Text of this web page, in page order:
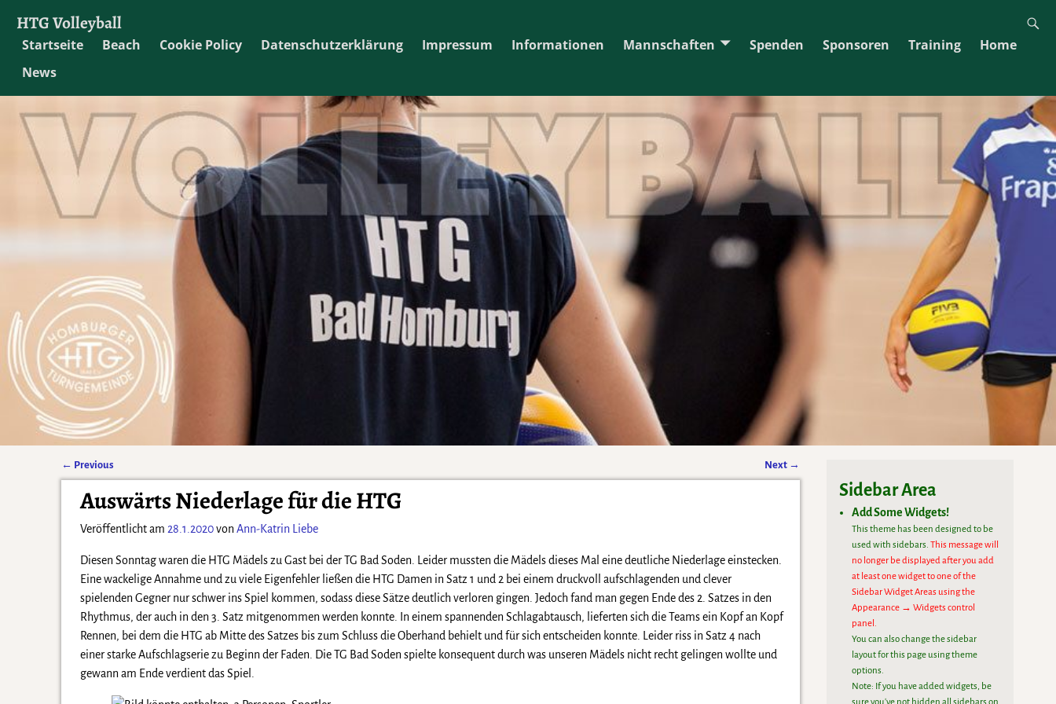
HTG Volleyball
Startseite Beach Cookie Policy Datenschutzerklärung Impressum Informationen Mannschaften Spenden Sponsoren Training
Home
News
Artikelnavigation
← Previous Next →
Auswärts Niederlage für die HTG
Veröffentlicht am 28.1.2020vonAnn-Katrin Liebe
Diesen Sonntag waren die HTG Mädels zu Gast bei der TG Bad Soden. Leider mussten die Mädels dieses Mal eine deutliche Niederlage einstecken.
Eine wackelige Annahme und zu viele Eigenfehler ließen die HTG Damen in Satz 1 und 2 bei einem druckvoll aufschlagenden und clever
spielenden Gegner nur schwer ins Spiel kommen, sodass diese Sätze deutlich verloren gingen. Jedoch fand man gegen Ende des 2. Satzes in den
Rhythmus, der auch in den 3. Satz mitgenommen werden konnte. In einem spannenden Schlagabtausch, lieferten sich die Teams ein Kopf an Kopf
Rennen, bei dem die HTG ab Mitte des Satzes bis zum Schluss die Oberhand behielt und für sich entscheiden konnte. Leider riss in Satz 4 nach
einer starke Aufschlagserie zu Beginn der Faden. Die TG Bad Soden spielte konsequent durch was unseren Mädels nicht recht gelingen wollte und
gewann am Ende verdient das Spiel.
Sidebar Area
Add Some Widgets!
This theme has been designed to be
used with sidebars.This message will
no longer be displayed after you add
at least one widget to one of the
Sidebar Widget Areas using the
Appearance → Widgets control
panel.
You can also change the sidebar
layout for this page using theme
options.
Note: If you have added widgets, be
sure you've not hidden all sidebars on